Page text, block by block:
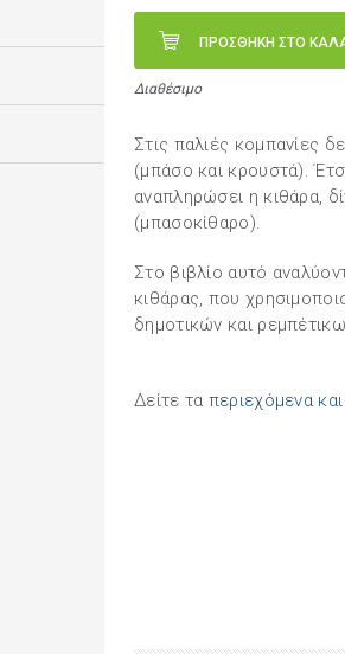
ΠΡΟΣΘΗΚΗ ΣΤΟ
Διαθέσιμο
Στις παλιές κομπανίες
(μπάσο και κρουστά).
αναπληρώσει η κιθάρα,
(μπασοκίθαρο).
Στο βιβλίο αυτό
κιθάρας, που
δημοτικών και
Δείτε τα περιεχόμενα